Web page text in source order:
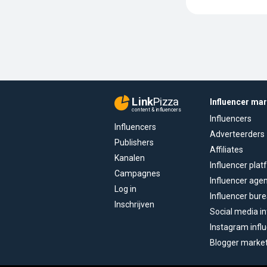
LinkPizza
content & influencers
Influencers
Publishers
Kanalen
Campagnes
Log in
Inschrijven
Influencer
Influencers
Adverteerders
Affiliates
Influencer
Influencer
Influencer
Social media
Instagram
Blogger